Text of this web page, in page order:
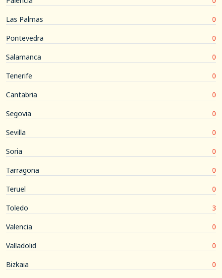
Las Palmas
0
Pontevedra
0
Salamanca
0
Tenerife
0
Cantabria
0
Segovia
0
Sevilla
0
Soria
0
Tarragona
0
Teruel
0
Toledo
3
Valencia
0
Valladolid
0
Bizkaia
0